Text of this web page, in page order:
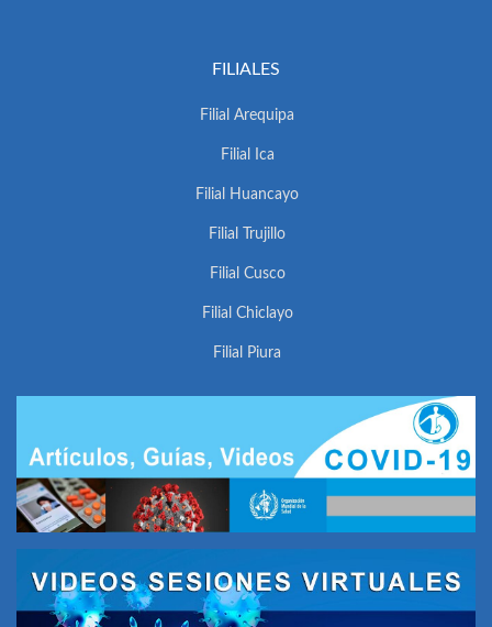
FILIALES
Filial Arequipa
Filial Ica
Filial Huancayo
Filial Trujillo
Filial Cusco
Filial Chiclayo
Filial Piura